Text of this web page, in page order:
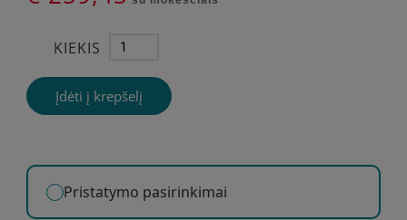
KIEKIS
Įdėti į krepšelį
Pristatymo pasirinkimai